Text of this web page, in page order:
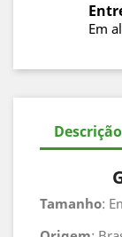
Em
Descrição
Tamanho: